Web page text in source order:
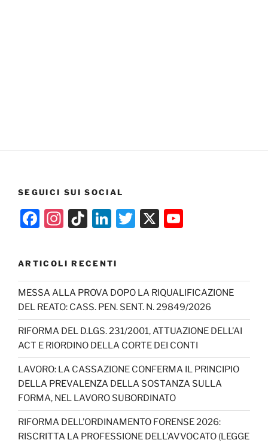
SEGUICI SUI SOCIAL
F
c
e
b
o
o
k
In
a
gr
a
m
Ti
T
o
k
Li
k
e
dI
n
T
er
X
T
u
b
e
C
h
a
n
n
ARTICOLI RECENTI
MESSA ALLA PROVA DOPO LA RIQUALIFICAZIONE
DEL REATO: CASS. PEN. SENT. N. 29849/2026
RIFORMA DEL D.LGS. 231/2001, ATTUAZIONE DELL’AI
ACT E RIORDINO DELLA CORTE DEI CONTI
LAVORO: LA CASSAZIONE CONFERMA IL PRINCIPIO
DELLA PREVALENZA DELLA SOSTANZA SULLA
FORMA, NEL LAVORO SUBORDINATO
RIFORMA DELL’ORDINAMENTO FORENSE 2026:
RISCRITTA LA PROFESSIONE DELL’AVVOCATO (LEGGE